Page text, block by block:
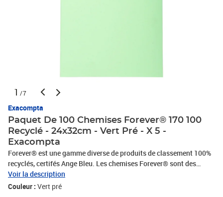
1 /7
Exacompta
Paquet De 100 Chemises Forever® 170 100
Recyclé - 24x32cm - Vert Pré - X 5 -
Exacompta
Forever® est une gamme diverse de produits de classement 100%
recyclés, certifés Ange Bleu. Les chemises Forever® sont des
chemises pastel, faciles à identifier. Elles présentent un bon
compromis qualité-prix. La carte et le papier recyclés sont
Voir la description
Couleur : Vert pré